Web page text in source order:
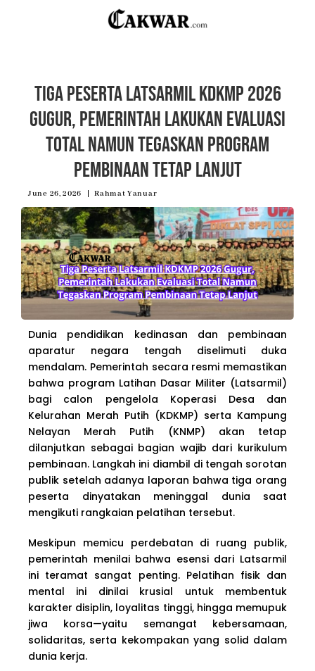
Tiga Peserta Latsarmil KDKMP 2026
Gugur, Pemerintah Lakukan Evaluasi
Total Namun Tegaskan Program
Pembinaan Tetap Lanjut
June 26, 2026 Rahmat Yanuar
Dunia pendidikan kedinasan dan pembinaan
aparatur negara tengah diselimuti duka
mendalam. Pemerintah secara resmi memastikan
bahwa program Latihan Dasar Militer (Latsarmil)
bagi calon pengelola Koperasi Desa dan
Kelurahan Merah Putih (KDKMP) serta Kampung
Nelayan Merah Putih (KNMP) akan tetap
dilanjutkan sebagai bagian wajib dari kurikulum
pembinaan. Langkah ini diambil di tengah sorotan
publik setelah adanya laporan bahwa tiga orang
peserta dinyatakan meninggal dunia saat
mengikuti rangkaian pelatihan tersebut.
Meskipun memicu perdebatan di ruang publik,
pemerintah menilai bahwa esensi dari Latsarmil
ini teramat sangat penting. Pelatihan fisik dan
mental ini dinilai krusial untuk membentuk
karakter disiplin, loyalitas tinggi, hingga memupuk
jiwa korsa—yaitu semangat kebersamaan,
solidaritas, serta kekompakan yang solid dalam
dunia kerja.